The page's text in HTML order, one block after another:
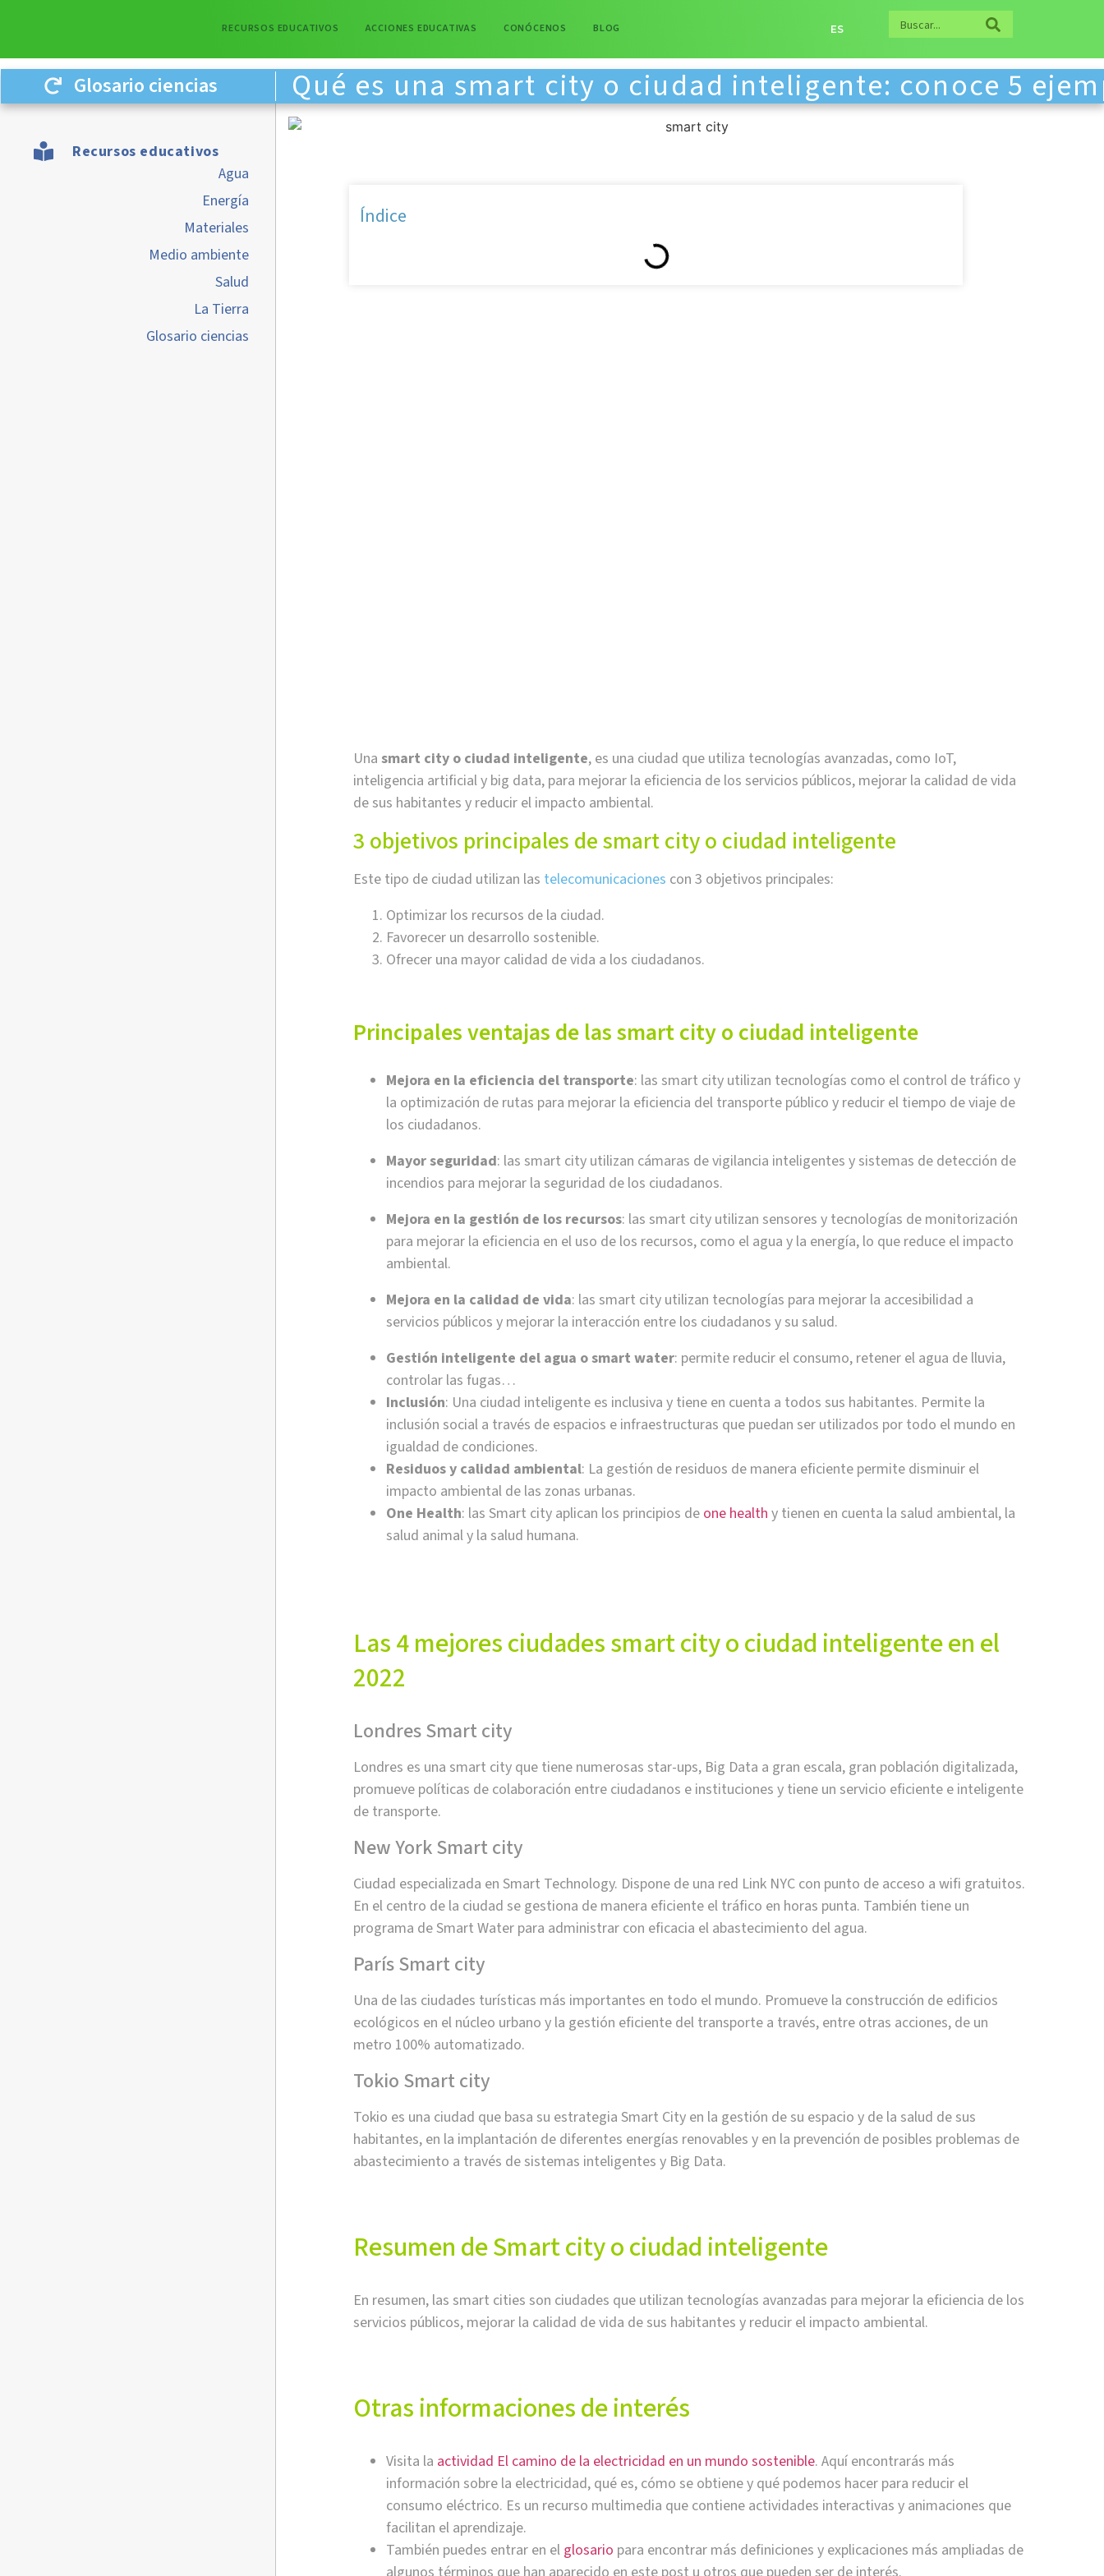
RECURSOS EDUCATIVOS ACCIONES EDUCATIVAS CONÓCENOS BLOG ES
Glosario ciencias Qué es una smart city o ciudad inteligente: conoce 5
Recursos educativos
Agua
Energía
Materiales
Medio ambiente
Salud
La Tierra
Glosario ciencias
Índice
Una smart city o ciudad inteligente, es una ciudad que utiliza tecnologías avanzadas, como IoT,
inteligencia artificial y big data, para mejorar la eficiencia de los servicios públicos, mejorar la calidad de vida
de sus habitantes y reducir el impacto ambiental.
3 objetivos principales de smart city o ciudad inteligente
Este tipo de ciudad utilizan las telecomunicaciones con 3 objetivos principales:
Optimizar los recursos de la ciudad.
Favorecer un desarrollo sostenible.
Ofrecer una mayor calidad de vida a los ciudadanos.
Principales ventajas de las smart city o ciudad inteligente
Mejora en la eficiencia del transporte: las smart city utilizan tecnologías como el control de tráfico y
la optimización de rutas para mejorar la eficiencia del transporte público y reducir el tiempo de viaje de
los ciudadanos.
Mayor seguridad: las smart city utilizan cámaras de vigilancia inteligentes y sistemas de detección de
incendios para mejorar la seguridad de los ciudadanos.
Mejora en la gestión de los recursos: las smart city utilizan sensores y tecnologías de monitorización
para mejorar la eficiencia en el uso de los recursos, como el agua y la energía, lo que reduce el impacto
ambiental.
Mejora en la calidad de vida: las smart city utilizan tecnologías para mejorar la accesibilidad a
servicios públicos y mejorar la interacción entre los ciudadanos y su salud.
Gestión inteligente del agua o smart water: permite reducir el consumo, retener el agua de lluvia,
controlar las fugas…
Inclusión: Una ciudad inteligente es inclusiva y tiene en cuenta a todos sus habitantes. Permite la
inclusión social a través de espacios e infraestructuras que puedan ser utilizados por todo el mundo en
igualdad de condiciones.
Residuos y calidad ambiental: La gestión de residuos de manera eficiente permite disminuir el
impacto ambiental de las zonas urbanas.
One Health: las Smart city aplican los principios de one health y tienen en cuenta la salud ambiental, la
salud animal y la salud humana.
Las 4 mejores ciudades smart city o ciudad inteligente en el
2022
Londres Smart city
Londres es una smart city que tiene numerosas star-ups, Big Data a gran escala, gran población digitalizada,
promueve políticas de colaboración entre ciudadanos e instituciones y tiene un servicio eficiente e inteligente
de transporte.
New York Smart city
Ciudad especializada en Smart Technology. Dispone de una red Link NYC con punto de acceso a wifi gratuitos.
En el centro de la ciudad se gestiona de manera eficiente el tráfico en horas punta. También tiene un
programa de Smart Water para administrar con eficacia el abastecimiento del agua.
París Smart city
Una de las ciudades turísticas más importantes en todo el mundo. Promueve la construcción de edificios
ecológicos en el núcleo urbano y la gestión eficiente del transporte a través, entre otras acciones, de un
metro 100% automatizado.
Tokio Smart city
Tokio es una ciudad que basa su estrategia Smart City en la gestión de su espacio y de la salud de sus
habitantes, en la implantación de diferentes energías renovables y en la prevención de posibles problemas de
abastecimiento a través de sistemas inteligentes y Big Data.
Resumen de Smart city o ciudad inteligente
En resumen, las smart cities son ciudades que utilizan tecnologías avanzadas para mejorar la eficiencia de los
servicios públicos, mejorar la calidad de vida de sus habitantes y reducir el impacto ambiental.
Otras informaciones de interés
Visita la actividad El camino de la electricidad en un mundo sostenible. Aquí encontrarás más
información sobre la electricidad, qué es, cómo se obtiene y qué podemos hacer para reducir el
consumo eléctrico. Es un recurso multimedia que contiene actividades interactivas y animaciones que
facilitan el aprendizaje.
También puedes entrar en el glosario para encontrar más definiciones y explicaciones más ampliadas de